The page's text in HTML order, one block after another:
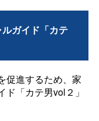
ガイド「カテ
促進するため、家
「カテ男vol２」